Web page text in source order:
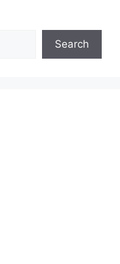
Search